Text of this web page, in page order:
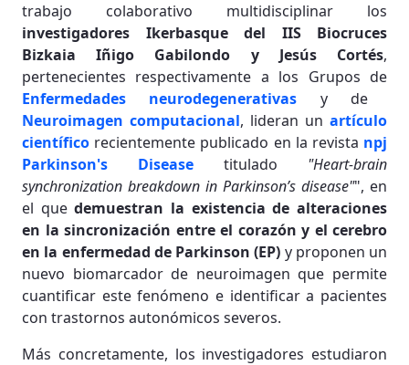
trabajo colaborativo multidisciplinar los
investigadores Ikerbasque del IIS Biocruces
Bizkaia Iñigo Gabilondo y Jesús Cortés,
pertenecientes respectivamente a los Grupos de
Enfermedades neurodegenerativas y de
Neuroimagen computacional, lideran un artículo
científico recientemente publicado en la revista npj
Parkinson's Disease titulado "Heart-brain
synchronization breakdown in Parkinson’s disease"", en
el quedemuestran la existencia de alteraciones
en la sincronización entre el corazón y el cerebro
en la enfermedad de Parkinson (EP) y proponen un
nuevo biomarcador de neuroimagen que permite
cuantificar este fenómeno e identificar a pacientes
con trastornos autonómicos severos.
Más concretamente, los investigadores estudiaron